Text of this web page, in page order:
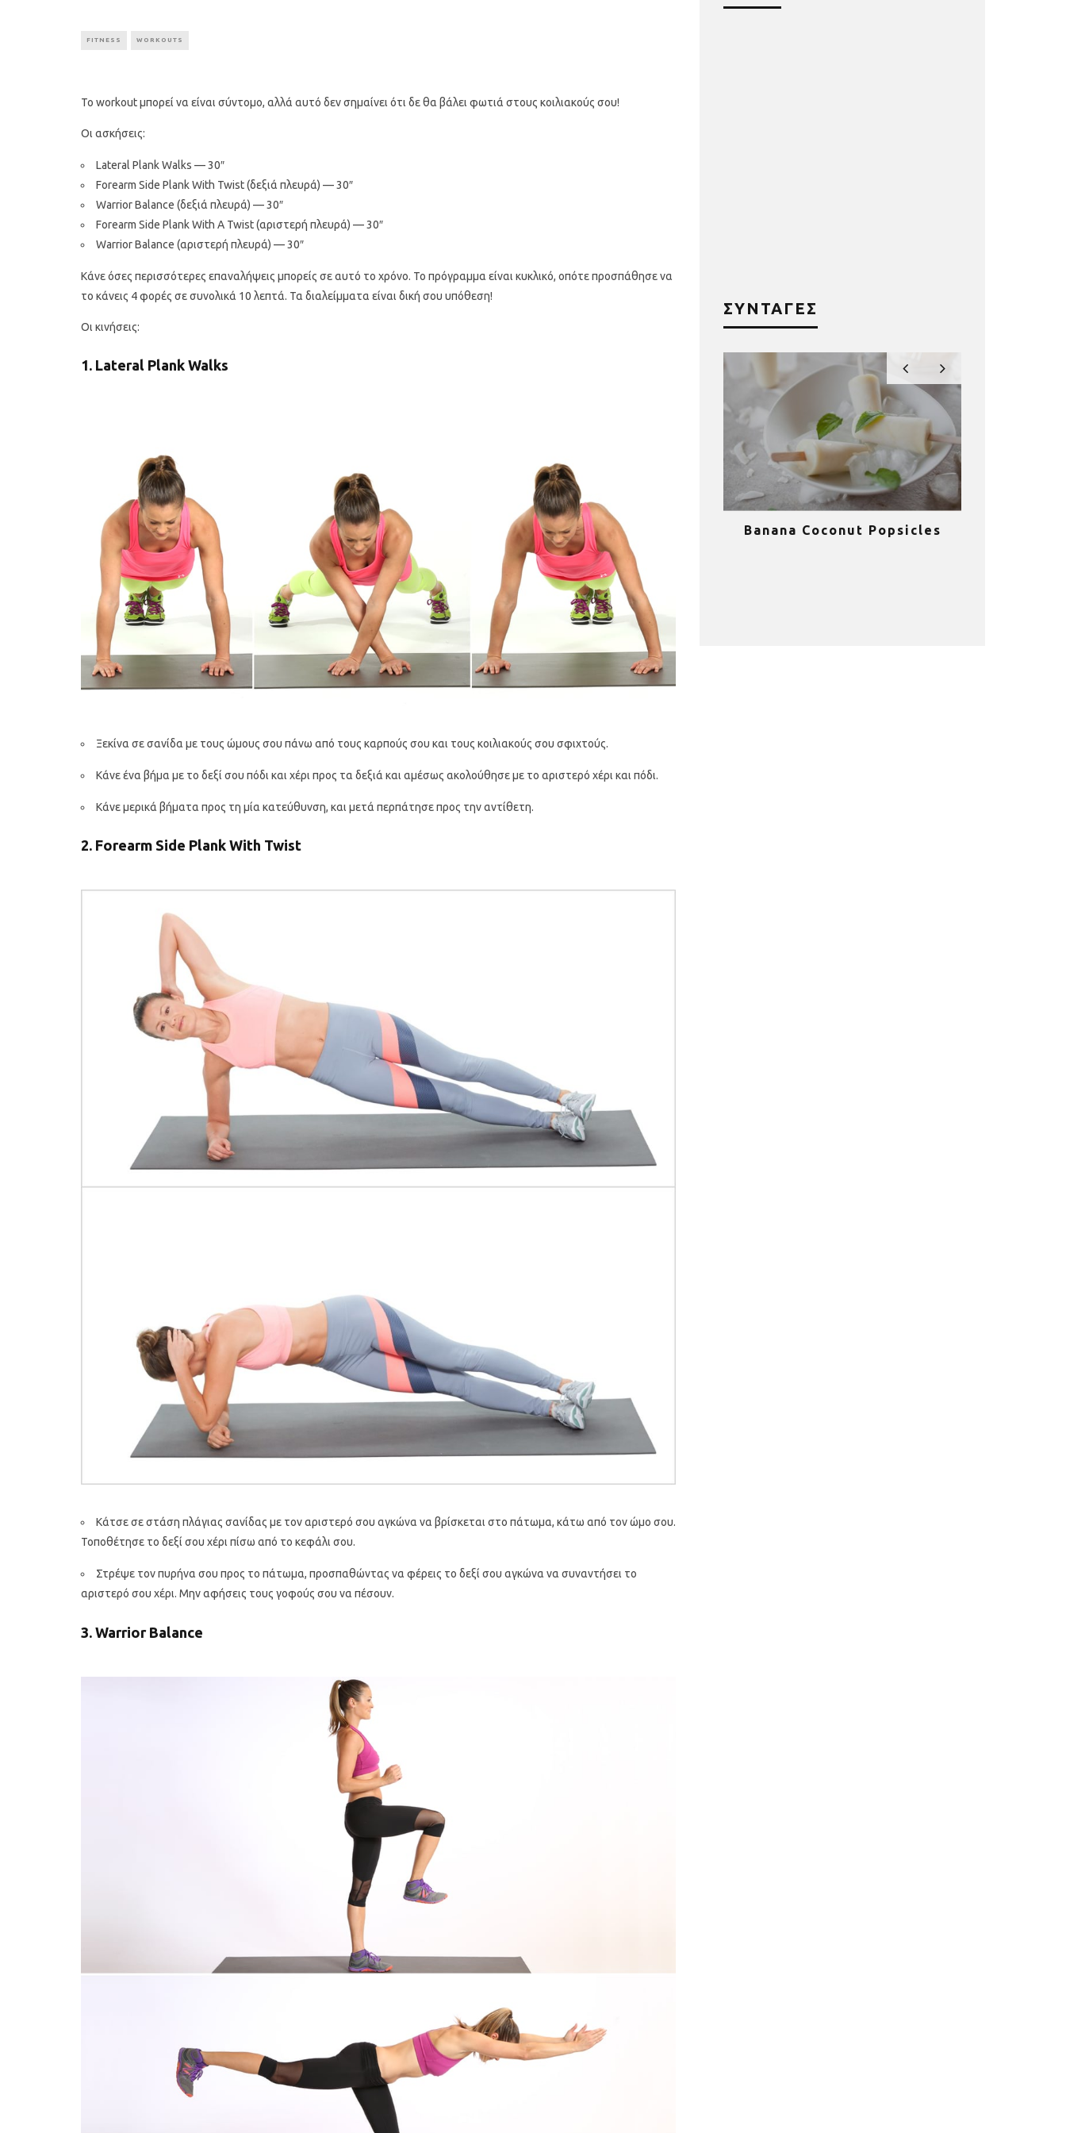
FITNESS WORKOUTS
Το workout μπορεί να είναι σύντομο, αλλά αυτό δεν σημαίνει ότι δε θα βάλει φωτιά στους κοιλιακούς σου!
Οι ασκήσεις:
Lateral Plank Walks — 30″
Forearm Side Plank With Twist (δεξιά πλευρά) — 30″
Warrior Balance (δεξιά πλευρά) — 30″
Forearm Side Plank With A Twist (αριστερή πλευρά) — 30″
Warrior Balance (αριστερή πλευρά) — 30″
Κάνε όσες περισσότερες επαναλήψεις μπορείς σε αυτό το χρόνο. Το πρόγραμμα είναι κυκλικό, οπότε προσπάθησε να
το κάνεις 4 φορές σε συνολικά 10 λεπτά. Τα διαλείμματα είναι δική σου υπόθεση!
Οι κινήσεις:
1. Lateral Plank Walks
Ξεκίνα σε σανίδα με τους ώμους σου πάνω από τους καρπούς σου και τους κοιλιακούς σου σφιχτούς.
Κάνε ένα βήμα με το δεξί σου πόδι και χέρι προς τα δεξιά και αμέσως ακολούθησε με το αριστερό χέρι και πόδι.
Κάνε μερικά βήματα προς τη μία κατεύθυνση, και μετά περπάτησε προς την αντίθετη.
2. Forearm Side Plank With Twist
Κάτσε σε στάση πλάγιας σανίδας με τον αριστερό σου αγκώνα να βρίσκεται στο πάτωμα, κάτω από τον ώμο σου.
Τοποθέτησε το δεξί σου χέρι πίσω από το κεφάλι σου.
Στρέψε τον πυρήνα σου προς το πάτωμα, προσπαθώντας να φέρεις το δεξί σου αγκώνα να συναντήσει το
αριστερό σου χέρι. Μην αφήσεις τους γοφούς σου να πέσουν.
3. Warrior Balance
ΣΥΝΤΑΓΕΣ
Υγιεινό κέικ λεμονιού με
παπαρουνόσπορο και μύρτιλα
Οι 4 πιο λαχταριστές βελουτέ
σούπες για τον χειμώνα
5 γρήγορα και υγιεινά σνακ Banana Coconut Popsicles